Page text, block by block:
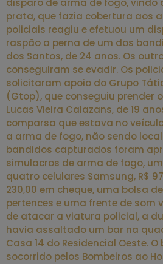
disparo de arma de fogo, vindo
prata, que fazia cobertura aos
policiais reagiu e efetuou um
raspão a perna de um dos
dos Santos, de 24 anos. Os
conseguiram se evadir. Os
solicitaram apoio do Grupo
(Gtop), que conseguiu prender
Lucas Vieira Calazans, de 19
comparsa que estava no
a arma de fogo, não sendo
bandidos capturados foram
simulacros de arma de fogo,
quatro celulares Samsung, R$
230,00 em cheque, uma bolsa
pertences e uma frente de som
de atacar a viatura policial, a
havia assaltado um bar na
Casa 14 do Residencial Oeste.
socorrido pelos Bombeiros ao